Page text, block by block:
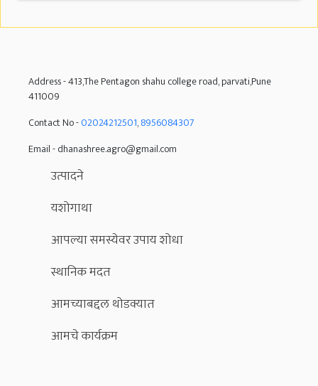
Address -413,The Pentagon shahu college road, parvati,Pune
411009
Contact No -02024212501,8956084307
Email - dhanashree.agro@gmail.com
उत्पादने
यशोगाथा
आपल्या समस्येवर उपाय शोधा
स्थानिक मदत
आमच्याबद्दल थोडक्यात
आमचे कार्यक्रम